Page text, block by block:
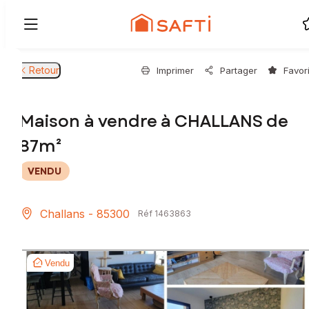
Retour Imprimer Partager
Maison à vendre à CHALLANS de
87m²
VENDU
Challans - 85300 Réf 1463863
Vendu